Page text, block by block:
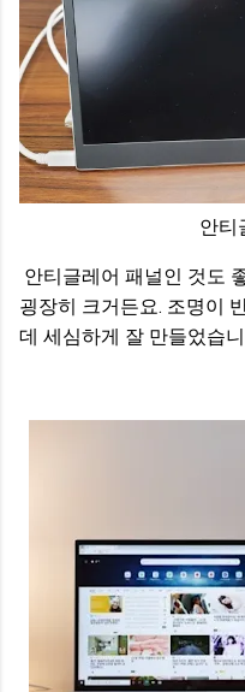
안티
안티글레어 패널인 것도
굉장히 크거든요. 조명이
데 세심하게 잘 만들었습